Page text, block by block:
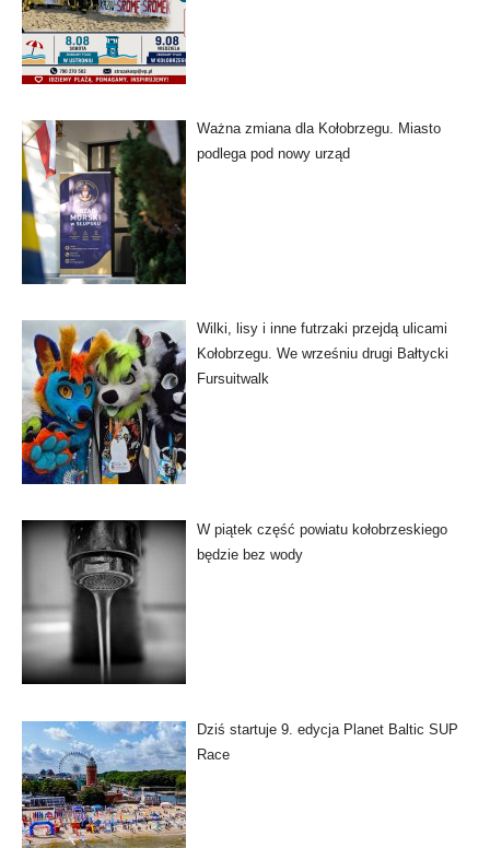
Ważna zmiana dla Kołobrzegu. Miasto
podlega pod nowy urząd
Wilki, lisy i inne futrzaki przejdą ulicami
Kołobrzegu. We wrześniu drugi Bałtycki
Fursuitwalk
W piątek część powiatu kołobrzeskiego
będzie bez wody
Dziś startuje 9. edycja Planet Baltic SUP
Race